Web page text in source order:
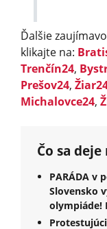
Ďalšie
klikajte na:
Trenčín24,
Prešov24,
Michalovce24,
Čo sa
PARÁDA v
Slovensko
olympiáde!